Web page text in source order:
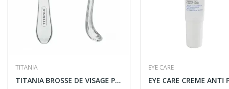
TITANIA
TITANIA BROSSE DE VISAGE PEELING NETTOYAGE 13.5...
EYE CARE